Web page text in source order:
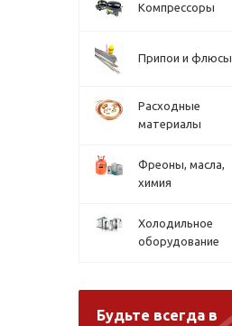
Компрессоры
Припои и флюсы
Расходные
материалы
Фреоны, масла,
химия
Холодильное
оборудование
Будьте всегда в